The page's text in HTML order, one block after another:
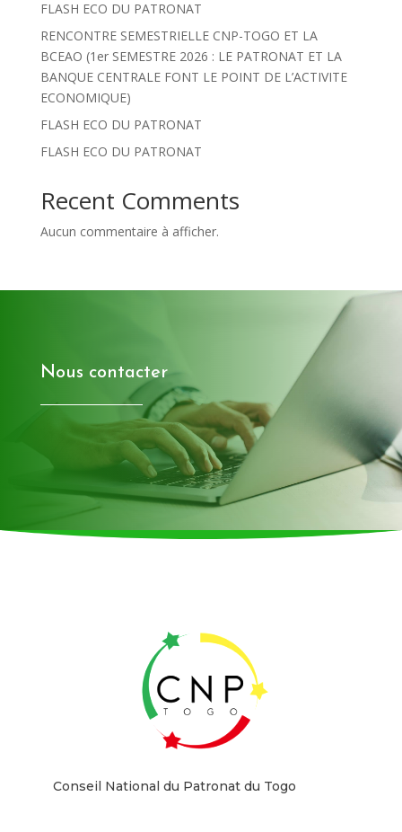
FLASH ECO DU PATRONAT
RENCONTRE SEMESTRIELLE CNP-TOGO ET LA
BCEAO (1er SEMESTRE 2026 : LE PATRONAT ET LA
BANQUE CENTRALE FONT LE POINT DE L’ACTIVITE
ECONOMIQUE)
FLASH ECO DU PATRONAT
FLASH ECO DU PATRONAT
Recent Comments
Aucun commentaire à afficher.
Nous contacter
Conseil National du Patronat du Togo